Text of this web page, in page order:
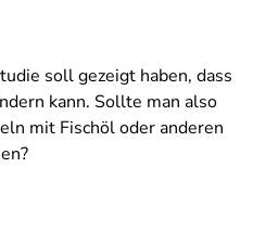
soll gezeigt haben, dass
kann. Sollte man also
mit Fischöl oder anderen